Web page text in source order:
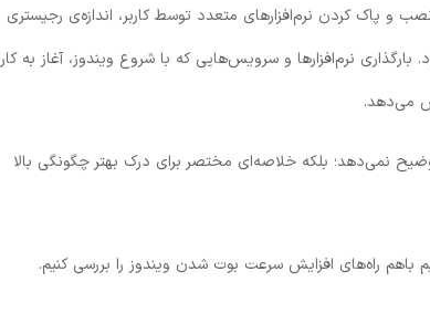
پاک کردن نرم‌افزارهای متعدد توسط کاربر، اندازه‌ی رجیستری
نرم‌افزارها و سرویس‌هایی که با شروع ویندوز، آغاز به کار
نمی‌دهد؛ بلکه خلاصه‌ای مختصر برای درک بهتر چگونگی بالا
باهم راه‌های افزایش سرعت بوت شدن ویندوز را بررسی کنیم.